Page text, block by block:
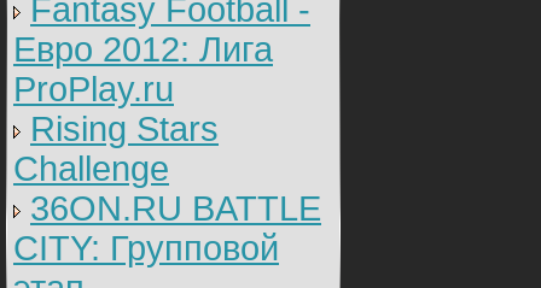
Fantasy Football -
Евро 2012: Лига
ProPlay.ru
Rising Stars
Challenge
36ON.RU BATTLE
CITY: Групповой